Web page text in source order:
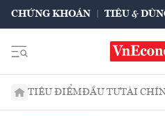
CHỨNG KHOÁN TIÊU &
TIÊU ĐIỂMĐẦU TƯTÀI